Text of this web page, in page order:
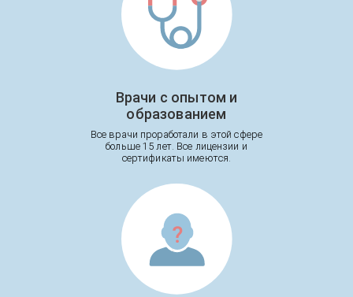
Врачи с опытом и
образованием
Все врачи проработали в этой сфере
больше 15 лет. Все лицензии и
сертификаты имеются.